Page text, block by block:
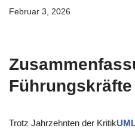
Februar 3, 2026
Führungskräfte
Trotz Jahrzehnten der Kritik